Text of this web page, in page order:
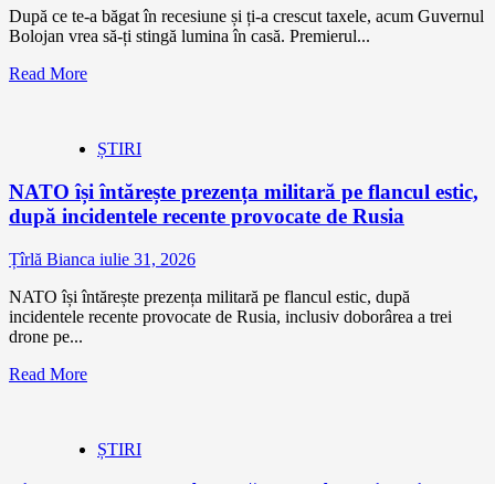
După ce te-a băgat în recesiune și ți-a crescut taxele, acum Guvernul
Bolojan vrea să-ți stingă lumina în casă. Premierul...
Read More
ȘTIRI
NATO își întărește prezența militară pe flancul estic,
după incidentele recente provocate de Rusia
Țîrlă Bianca iulie 31, 2026
NATO își întărește prezența militară pe flancul estic, după
incidentele recente provocate de Rusia, inclusiv doborârea a trei
drone pe...
Read More
ȘTIRI